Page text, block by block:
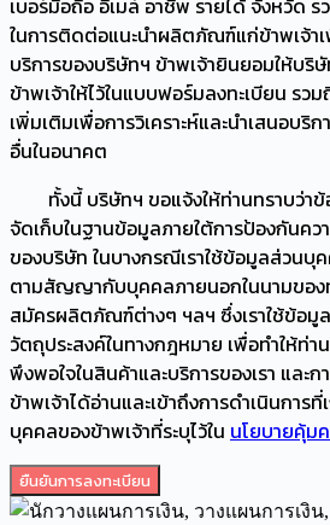
ในการติดต่อแนะนำผลิตภัณฑ์แก่ข้าพเจ้า
บริการของบริษัทฯ ข้าพเจ้ายินยอมให้บ
ข้าพเจ้าให้ไว้ในแบบฟอร์มลงทะเบียน ร
เพิ่มเติมเพื่อการวิเคราะห์และนำเสนอบ
อื่นในอนาคต
ทั้งนี้ บริษัทฯ ขอแจ้งให้ท่านทราบว่า
จัดเก็บในฐานข้อมูลภายใต้การป้องกันค
ของบริษัท ในบางกรณีเราใช้ข้อมูลส่วนบุ
ตามสัญญากับบุคคลภายนอกในนามของ
สมัครผลิตภัณฑ์ต่างๆ ฯลฯ ซึ่งเราใช้ข้อ
วัตถุประสงค์ในทางกฎหมาย เพื่อทำให้ท่
พึงพอใจในสินค้าและบริการของเรา และ
ข้าพเจ้าได้อ่านและเข้าถึงการดำเนินกา
บุคคลของข้าพเจ้าที่ระบุไว้ใน นโยบายคุ้ม
ยืนยันการลงทะเบียน